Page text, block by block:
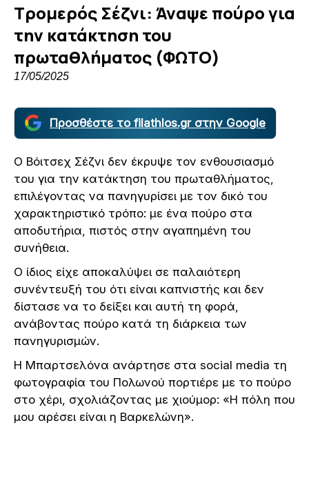
Τρομερός Σέζνι: Άναψε πούρο για
την κατάκτηση του
πρωταθλήματος (ΦΩΤΟ)
17/05/2025
Προσθέστε το filathlos.gr στην Google
Ο Βόιτσεχ Σέζνι δεν έκρυψε τον ενθουσιασμό
του για την κατάκτηση του πρωταθλήματος,
επιλέγοντας να πανηγυρίσει με τον δικό του
χαρακτηριστικό τρόπο: με ένα πούρο στα
αποδυτήρια, πιστός στην αγαπημένη του
συνήθεια.
Ο ίδιος είχε αποκαλύψει σε παλαιότερη
συνέντευξή του ότι είναι καπνιστής και δεν
δίστασε να το δείξει και αυτή τη φορά,
ανάβοντας πούρο κατά τη διάρκεια των
πανηγυρισμών.
Η Μπαρτσελόνα ανάρτησε στα social media τη
φωτογραφία του Πολωνού πορτιέρε με το πούρο
στο χέρι, σχολιάζοντας με χιούμορ: «Η πόλη που
μου αρέσει είναι η Βαρκελώνη».